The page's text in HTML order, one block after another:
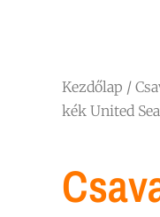
Kezdőlap /
kék United